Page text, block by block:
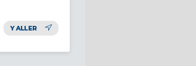
Y ALLER